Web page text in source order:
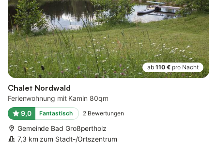
ab 110 € pro Nacht
Chalet Nordwald
Ferienwohnung mit Kamin 80qm
9,0
Fantastisch 2 Bewertungen
Gemeinde Bad Großpertholz
7,3 km zum Stadt-/Ortszentrum